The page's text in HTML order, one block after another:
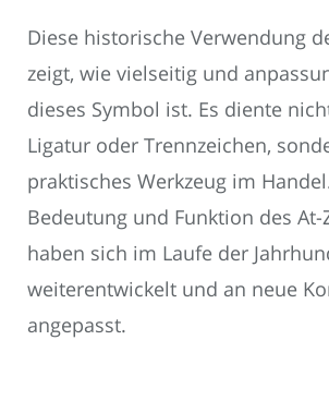
Diese historische Verwendung
zeigt, wie vielseitig und
dieses Symbol ist. Es diente
Ligatur oder Trennzeichen,
praktisches Werkzeug im
Bedeutung und Funktion des At-
haben sich im Laufe der
weiterentwickelt und an neue
angepasst.